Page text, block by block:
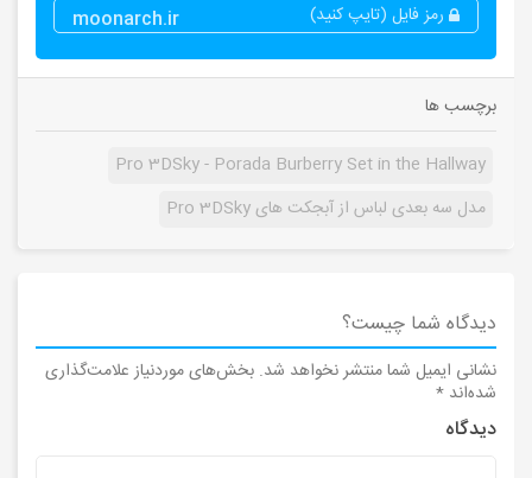
رمز فایل (تایپ کنید)
moonarch.ir
برچسب ها
Pro 3DSky - Porada Burberry Set in the Hallway
مدل سه بعدی لباس از آبجکت های Pro 3DSky
دیدگاه شما چیست؟
نشانی ایمیل شما منتشر نخواهد شد. بخش‌های موردنیاز علامت‌گذاری
شده‌اند *
دیدگاه